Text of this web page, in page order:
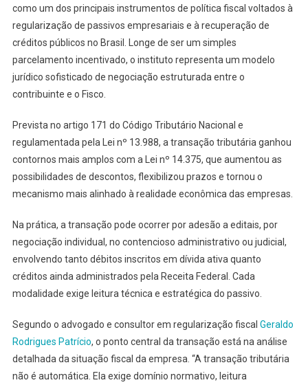
como um dos principais instrumentos de política fiscal voltados à
regularização de passivos empresariais e à recuperação de
créditos públicos no Brasil. Longe de ser um simples
parcelamento incentivado, o instituto representa um modelo
jurídico sofisticado de negociação estruturada entre o
contribuinte e o Fisco.
Prevista no artigo 171 do Código Tributário Nacional e
regulamentada pela Lei nº 13.988, a transação tributária ganhou
contornos mais amplos com a Lei nº 14.375, que aumentou as
possibilidades de descontos, flexibilizou prazos e tornou o
mecanismo mais alinhado à realidade econômica das empresas.
Na prática, a transação pode ocorrer por adesão a editais, por
negociação individual, no contencioso administrativo ou judicial,
envolvendo tanto débitos inscritos em dívida ativa quanto
créditos ainda administrados pela Receita Federal. Cada
modalidade exige leitura técnica e estratégica do passivo.
Segundo o advogado e consultor em regularização fiscal Geraldo
Rodrigues Patrício, o ponto central da transação está na análise
detalhada da situação fiscal da empresa. “A transação tributária
não é automática. Ela exige domínio normativo, leitura